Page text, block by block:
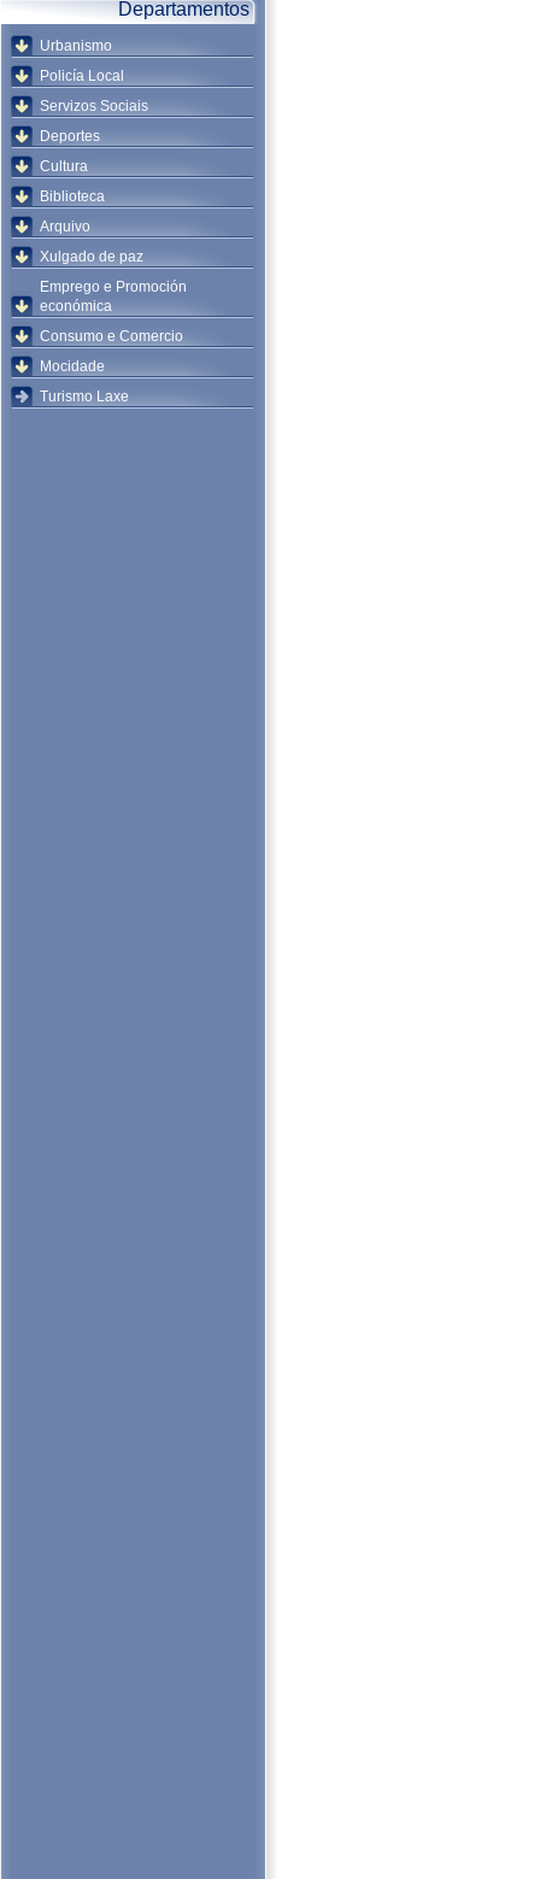
Departamentos
Urbanismo
Policía Local
Servizos Sociais
Deportes
Cultura
Biblioteca
Arquivo
Xulgado de paz
Emprego e Promoción
económica
Consumo e Comercio
Mocidade
Turismo Laxe